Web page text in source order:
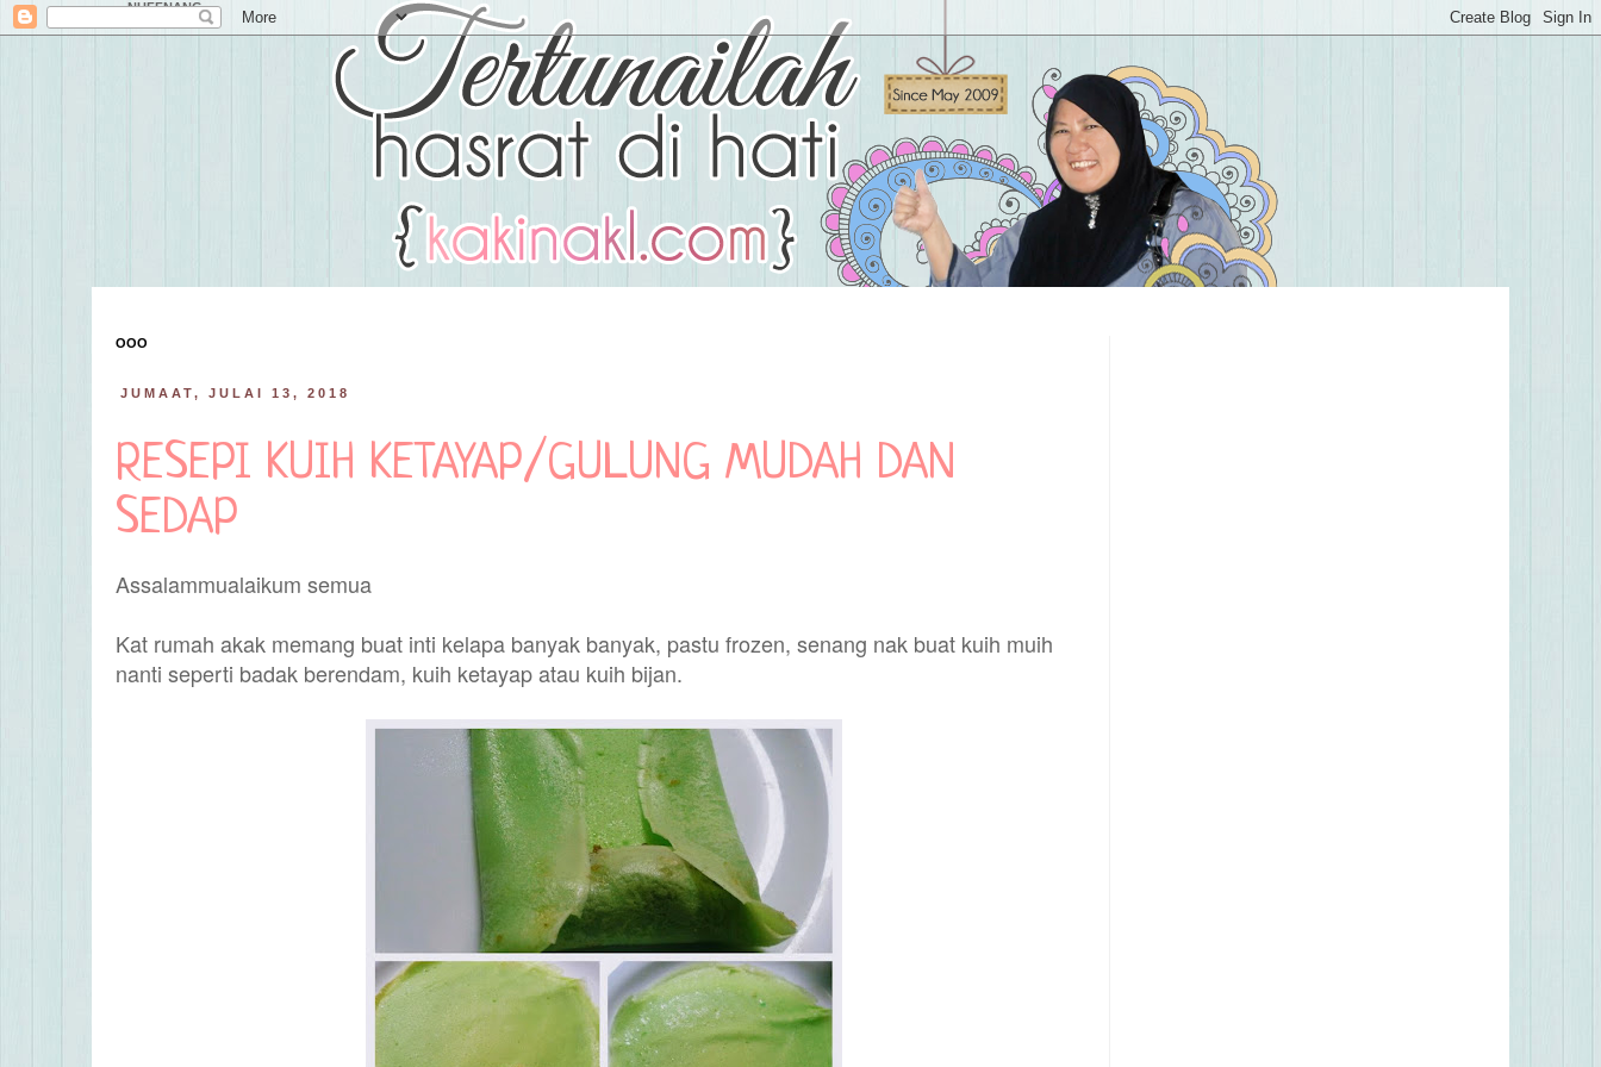
NUFFNANG
OOO
JUMAAT, JULAI 13, 2018
RESEPI KUIH KETAYAP/GULUNG MUDAH DAN
SEDAP
Assalammualaikum semua
Kat rumah akak memang buat inti kelapa banyak banyak, pastu frozen, senang nak buat kuih muih
nanti seperti badak berendam, kuih ketayap atau kuih bijan.